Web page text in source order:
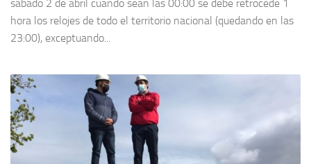
sábado 2 de abril cuando sean las 00:00 se debe retrocede 1
hora los relojes de todo el territorio nacional (quedando en las
23:00), exceptuando...